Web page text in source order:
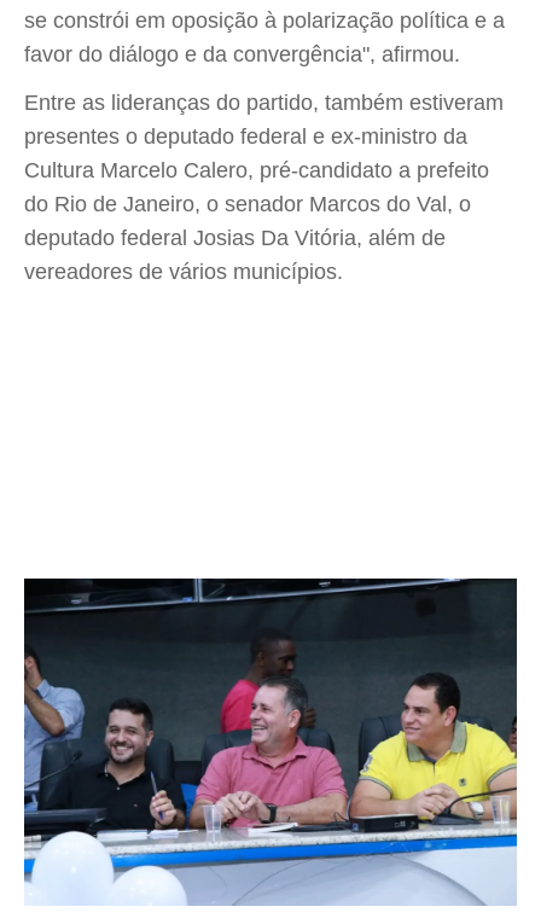
se constrói em oposição à polarização política e a
favor do diálogo e da convergência", afirmou.
Entre as lideranças do partido, também estiveram
presentes o deputado federal e ex-ministro da
Cultura Marcelo Calero, pré-candidato a prefeito
do Rio de Janeiro, o senador Marcos do Val, o
deputado federal Josias Da Vitória, além de
vereadores de vários municípios.